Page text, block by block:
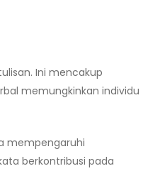
Ini mencakup
memungkinkan individu
mempengaruhi
berkontribusi pada